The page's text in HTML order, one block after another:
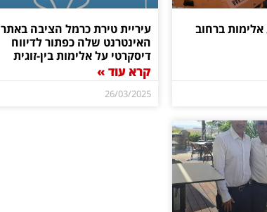
אלימות ברחוב
עיריית טירת כרמל הציבה באתר
האינטרנט שלה כפתור לדיווח
דיסקרטי על אלימות בין-זוגית
קרא עוד »
26/03/2025